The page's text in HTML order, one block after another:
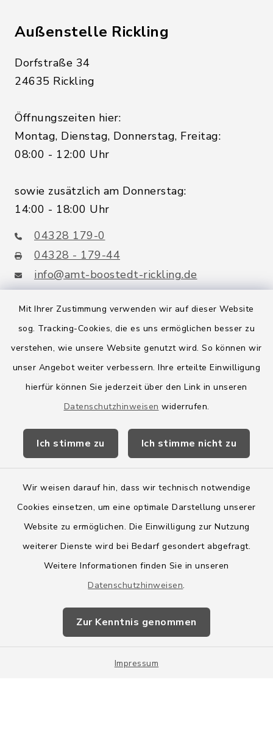
Mit Ihrer Zustimmung verwenden wir auf dieser Website
sog. Tracking-Cookies, die es uns ermöglichen besser zu
verstehen, wie unsere Website genutzt wird. So können wir
unser Angebot weiter verbessern. Ihre erteilte Einwilligung
hierfür können Sie jederzeit über den Link in unseren
Datenschutzhinweisen widerrufen.
Ich stimme zu Ich stimme nicht zu
Wir weisen darauf hin, dass wir technisch notwendige
Cookies einsetzen, um eine optimale Darstellung unserer
Website zu ermöglichen. Die Einwilligung zur Nutzung
weiterer Dienste wird bei Bedarf gesondert abgefragt.
Weitere Informationen finden Sie in unseren
Datenschutzhinweisen.
Zur Kenntnis genommen
Impressum
Außenstelle Rickling
Dorfstraße 34
24635 Rickling
Öffnungszeiten hier:
Montag, Dienstag, Donnerstag, Freitag:
08:00 - 12:00 Uhr
sowie zusätzlich am Donnerstag:
14:00 - 18:00 Uhr
04328 179-0
04328 - 179-44
info@amt-boostedt-rickling.de
Quicklinks
Amt Boostedt-Rickling
Amtsbroschüre
Wege-Zweckverband
Barrierefreiheit
Impressum
Sitemap